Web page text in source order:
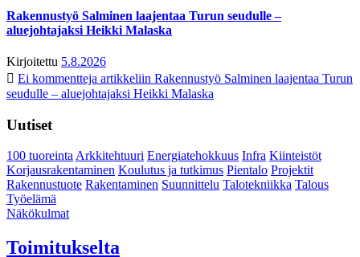
Rakennustyö Salminen laajentaa Turun seudulle –
aluejohtajaksi Heikki Malaska
Kirjoitettu 5.8.2026
Ei kommentteja artikkeliin Rakennustyö Salminen laajentaa Turun
seudulle – aluejohtajaksi Heikki Malaska
Uutiset
100 tuoreintaArkkitehtuuri Energiatehokkuus Infra Kiinteistöt
Korjausrakentaminen Koulutus ja tutkimus Pientalo Projektit
Rakennustuote Rakentaminen Suunnittelu Talotekniikka Talous
Työelämä
Näkökulmat
Toimitukselta